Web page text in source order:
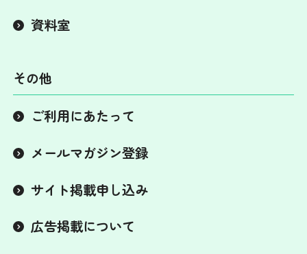
資料室
その他
ご利用にあたって
メールマガジン登録
サイト掲載申し込み
広告掲載について